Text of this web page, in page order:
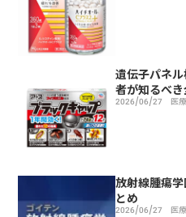
遺伝子パネ
者が知るべ
2026/06/27 医
放射線腫瘍
とめ
2026/06/27 医